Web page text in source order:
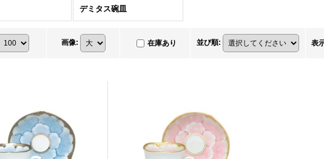
デミタス碗皿
画像: 在庫あり 並び順: 表